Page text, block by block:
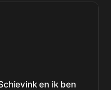
en ik ben